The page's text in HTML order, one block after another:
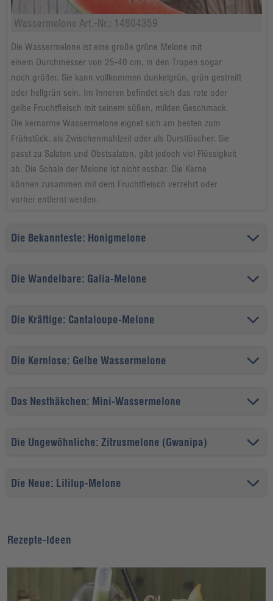
Wassermelone Art.-Nr.: 14804359
Die Wassermelone ist eine große grüne Melone mit
einem Durchmesser von 25-40 cm, in den Tropen sogar
noch größer. Sie kann vollkommen dunkelgrün, grün gestreift
oder hellgrün sein. Im Inneren befindet sich das rote oder
gelbe Fruchtfleisch mit seinem süßen, milden Geschmack.
Die kernarme Wassermelone eignet sich am besten zum
Frühstück, als Zwischenmahlzeit oder als Durstlöscher. Sie
passtzu Salaten und Obstsalaten, gibt jedoch viel Flüssigkeit
ab. Die Schale der Melone ist nicht essbar. Die Kerne
könnenzusammen mit dem Fruchtfleisch verzehrt oder
vorher entfernt werden.
Die Bekannteste: Honigmelone
Die Wandelbare: Galia-Melone
Die Kräftige: Cantaloupe-Melone
Die Kernlose: Gelbe Wassermelone
Das Nesthäkchen: Mini-Wassermelone
Die Ungewöhnliche: Zitrusmelone (Gwanipa)
Die Neue: Lililup-Melone
Rezepte-Ideen